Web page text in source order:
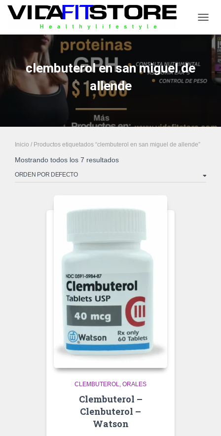
clembuterol en san miguel de
allende
Inicio / Productos etiquetados “clembuterol en san miguel de allende”
Mostrando todos los 7 resultados
CLEMBUTEROL ORALES
Clembuterol –
Clenbuterol –
Watson